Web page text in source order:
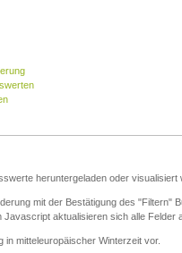
heruntergeladen oder visualisiert
mit der Bestätigung des "Filtern"
aktualisieren sich alle Felder
in mitteleuropäischer Winterzeit vor.